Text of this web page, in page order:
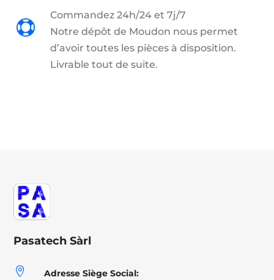

Commandez 24h/24 et 7j/7
Notre dépôt de Moudon nous permet
d’avoir toutes les pièces à disposition.
Livrable tout de suite.
Pasatech Sàrl

Adresse Siège Social: